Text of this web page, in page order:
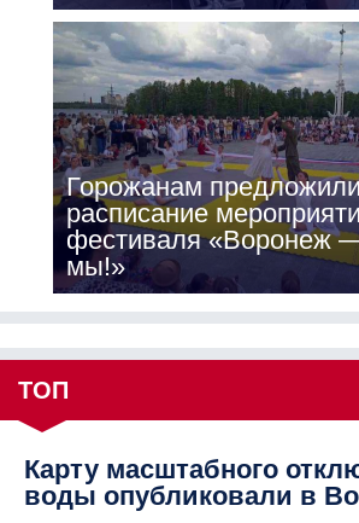
Горожанам
расписание
фестиваля «Воронеж
мы!»
ТОП
Карту масштабного
воды опубликовали в